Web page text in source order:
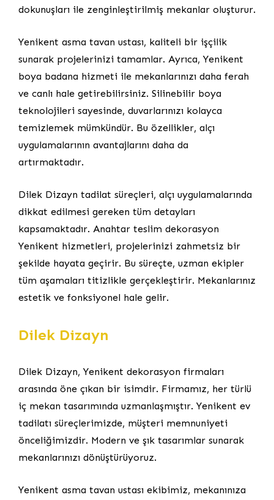
dokunuşları ile zenginleştirilmiş mekanlar oluşturur.
Yenikent asma tavan ustası, kaliteli bir işçilik
sunarak projelerinizi tamamlar. Ayrıca, Yenikent
boya badana hizmeti ile mekanlarınızı daha ferah
ve canlı hale getirebilirsiniz. Silinebilir boya
teknolojileri sayesinde, duvarlarınızı kolayca
temizlemek mümkündür. Bu özellikler, alçı
uygulamalarının avantajlarını daha da
artırmaktadır.
Dilek Dizayn tadilat süreçleri, alçı uygulamalarında
dikkat edilmesi gereken tüm detayları
kapsamaktadır. Anahtar teslim dekorasyon
Yenikent hizmetleri, projelerinizi zahmetsiz bir
şekilde hayata geçirir. Bu süreçte, uzman ekipler
tüm aşamaları titizlikle gerçekleştirir. Mekanlarınız
estetik ve fonksiyonel hale gelir.
Dilek Dizayn
Dilek Dizayn, Yenikent dekorasyon firmaları
arasında öne çıkan bir isimdir. Firmamız, her türlü
iç mekan tasarımında uzmanlaşmıştır. Yenikent ev
tadilatı süreçlerimizde, müşteri memnuniyeti
önceliğimizdir. Modern ve şık tasarımlar sunarak
mekanlarınızı dönüştürüyoruz.
Yenikent asma tavan ustası ekibimiz, mekanınıza